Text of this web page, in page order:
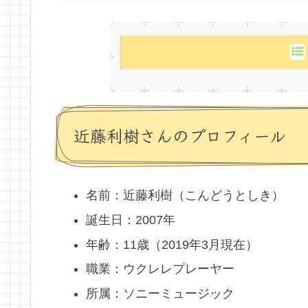
近藤利樹さんのプロフィール
名前：近藤利樹（こんどうとしき）
誕生日：2007年
年齢：11歳（2019年3月現在）
職業：ウクレレプレーヤー
所属：ソニーミュージック